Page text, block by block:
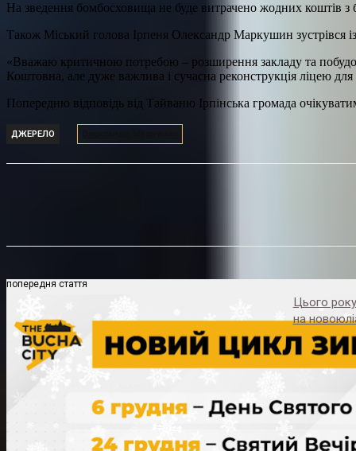
На зведення бомбосховища не буде витрачено жодних коштів з
Також Міський голова Ірпеня Олександр Маркушин зустрівся
«Вважаю критичною потребою – розширення закладу та
Коштовна, але дуже важлива і сучасна реконструкція ліцею
Попередню відповідь від Тайваню Ірпінська громада
ДЖЕРЕЛО
попередня стаття
Цього
на